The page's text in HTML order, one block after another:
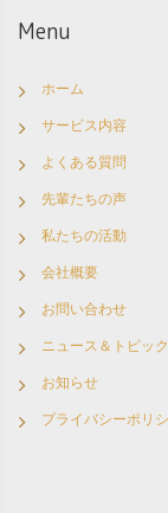
Menu
ホーム
サービス内容
よくある質問
先輩たちの声
私たちの活動
会社概要
お問い合わせ
ニュース＆トピッ
お知らせ
プライバシーポリ